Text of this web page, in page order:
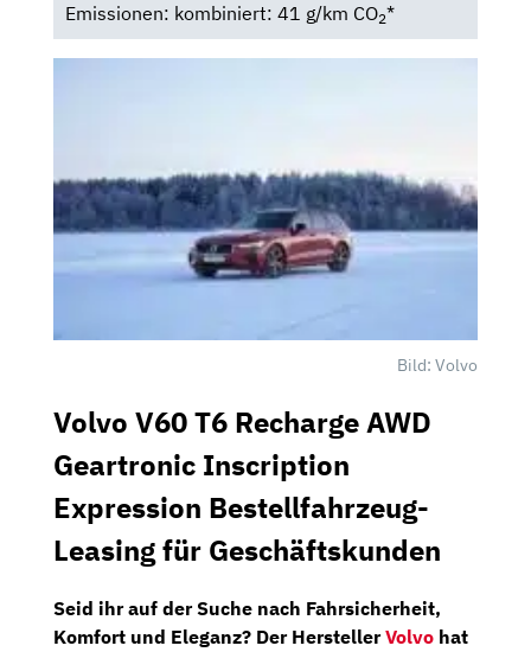
Emissionen: kombiniert: 41 g/km CO2*
Bild: Volvo
Volvo V60 T6 Recharge AWD
Geartronic Inscription
Expression Bestellfahrzeug-
Leasing für Geschäftskunden
Seid ihr auf der Suche nach Fahrsicherheit,
Komfort und Eleganz? Der HerstellerVolvo hat